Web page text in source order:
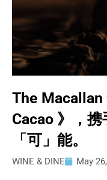
The
Cacao 》，
「可」能。
WINE & DINE May